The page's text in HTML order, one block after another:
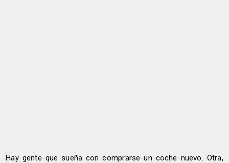
Hay gente que sueña con comprarse un coche nuevo. Otra,